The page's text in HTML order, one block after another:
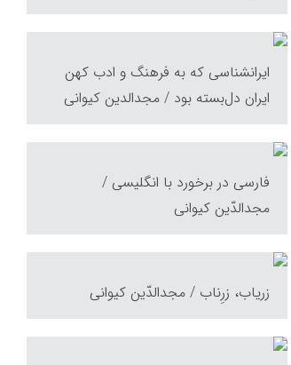
ایرانشناسی که به فرهنگ و ادب کهن
ایران دل‌بسته بود / مجدالدین کیوانی
فارسی در برخورد با انگلیسی /
مجدالدّین کیوانی
زریاب، زرِناب / مجدالدّین کیوانی